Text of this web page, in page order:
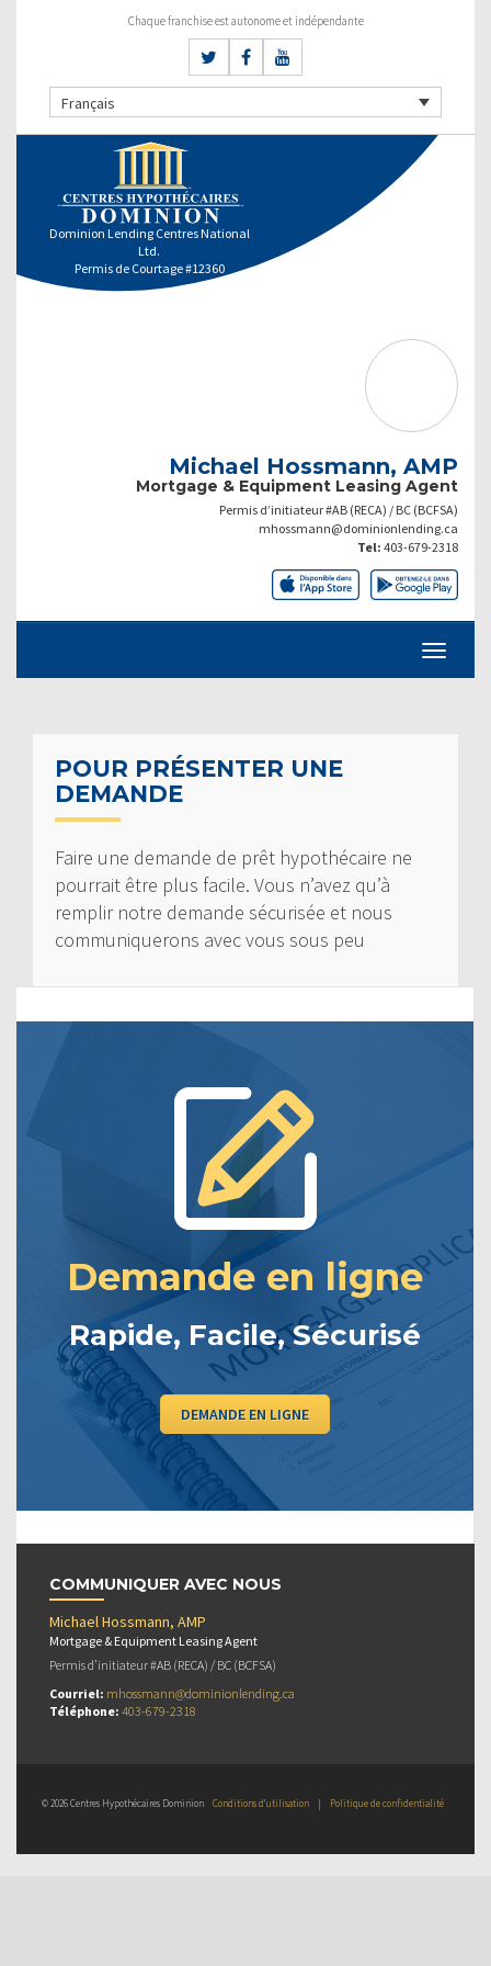
Chaque franchise est autonome et indépendante
Français
Dominion Lending Centres National
Ltd.
Permis de Courtage #12360
Michael Hossmann, AMP
Mortgage & Equipment Leasing Agent
Permis d’initiateur #AB (RECA) / BC (BCFSA)
mhossmann@dominionlending.ca
Tel: 403-679-2318
POUR PRÉSENTER UNE
DEMANDE
Faire une demande de prêt hypothécaire ne
pourrait être plus facile. Vous n’avez qu’à
remplir notre demande sécurisée et nous
communiquerons avec vous sous peu
Demande en ligne
Rapide, Facile, Sécurisé
DEMANDE EN LIGNE
COMMUNIQUER AVEC NOUS
Michael Hossmann, AMP
Mortgage & Equipment Leasing Agent
Permis d’initiateur #AB (RECA) / BC (BCFSA)
Courriel: mhossmann@dominionlending.ca
Téléphone: 403-679-2318
© 2026 Centres Hypothécaires Dominion Conditions d’utilisation | Politique de confidentialité